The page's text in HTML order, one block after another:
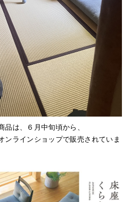
品は、６月中旬頃から、
ンラインショップで販売されていま